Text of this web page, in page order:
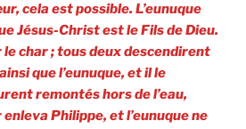
cela est possible. L’eunuque
Jésus-Christ est le Fils de Dieu.
char ; tous deux descendirent
que l’eunuque, et il le
remontés hors de l’eau,
Philippe, et l’eunuque ne